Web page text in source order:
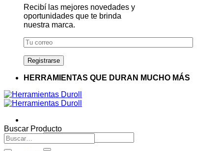
Recibí las mejores novedades y
oportunidades que te brinda
nuestra marca.
HERRAMIENTAS QUE DURAN MUCHO MÁS
Buscar
por:
Buscar Producto
Buscar
por: